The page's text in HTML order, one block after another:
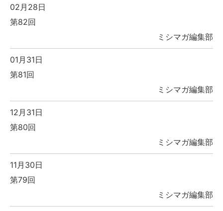
02月28日
第82回
ミシマガ編集部
01月31日
第81回
ミシマガ編集部
12月31日
第80回
ミシマガ編集部
11月30日
第79回
ミシマガ編集部